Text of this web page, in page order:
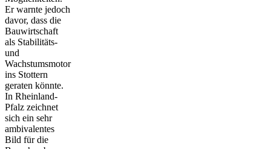
Er warnte jedoch
davor, dass die
Bauwirtschaft
als Stabilitäts-
und
Wachstumsmotor
ins Stottern
geraten könnte.
In Rheinland-
Pfalz zeichnet
sich ein sehr
ambivalentes
Bild für die